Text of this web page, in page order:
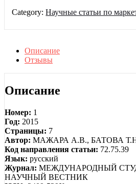
Category:Научные статьи по
Описание
Отзывы
Описание
Номер: 1
Год: 2015
Страницы: 7
Автор: МАЖАРА А.В., БАТОВА
Код направления статьи: 72.75.39
Язык: русский
Журнал: МЕЖДУНАРОДНЫЙ
НАУЧНЫЙ ВЕСТНИК